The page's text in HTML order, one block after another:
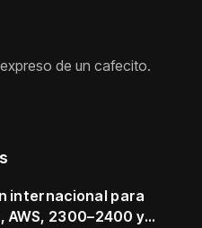
de un cafecito.
internacional para
2300–2400 y